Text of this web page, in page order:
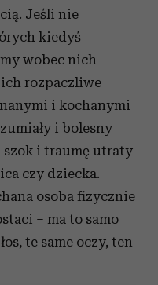
Jeśli nie
kiedyś
wobec nich
rozpaczliwe
i kochanymi
i bolesny
szok i traumę utraty
czy dziecka.
osoba fizycznie
– ma to samo
te same oczy, ten